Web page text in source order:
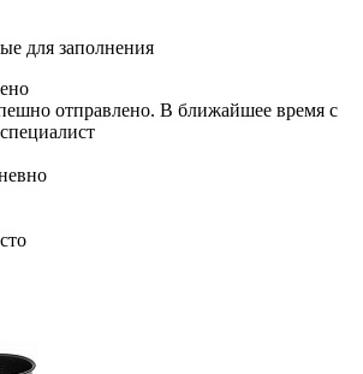
для заполнения
отправлено. В ближайшее время с